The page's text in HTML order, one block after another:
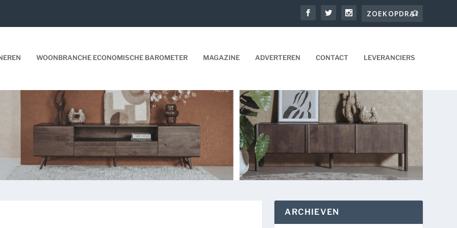
WOONBRANCHE ECONOMISCHE BAROMETER MAGAZINE ADVERTEREN CONTACT LEVERANCIERS
ARCHIEVEN